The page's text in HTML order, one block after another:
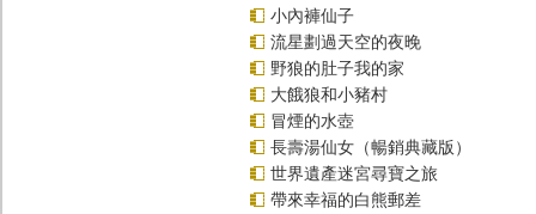
小內褲仙子
流星劃過天空的夜晚
野狼的肚子我的家
大餓狼和小豬村
冒煙的水壺
長壽湯仙女（暢銷典藏版）
世界遺產迷宮尋寶之旅
帶來幸福的白熊郵差